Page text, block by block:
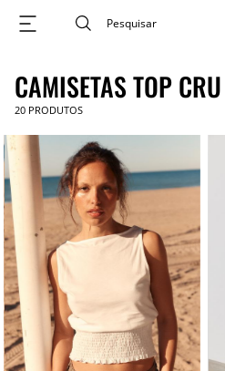
CAMISETAS TOP CRU
20 PRODUTOS